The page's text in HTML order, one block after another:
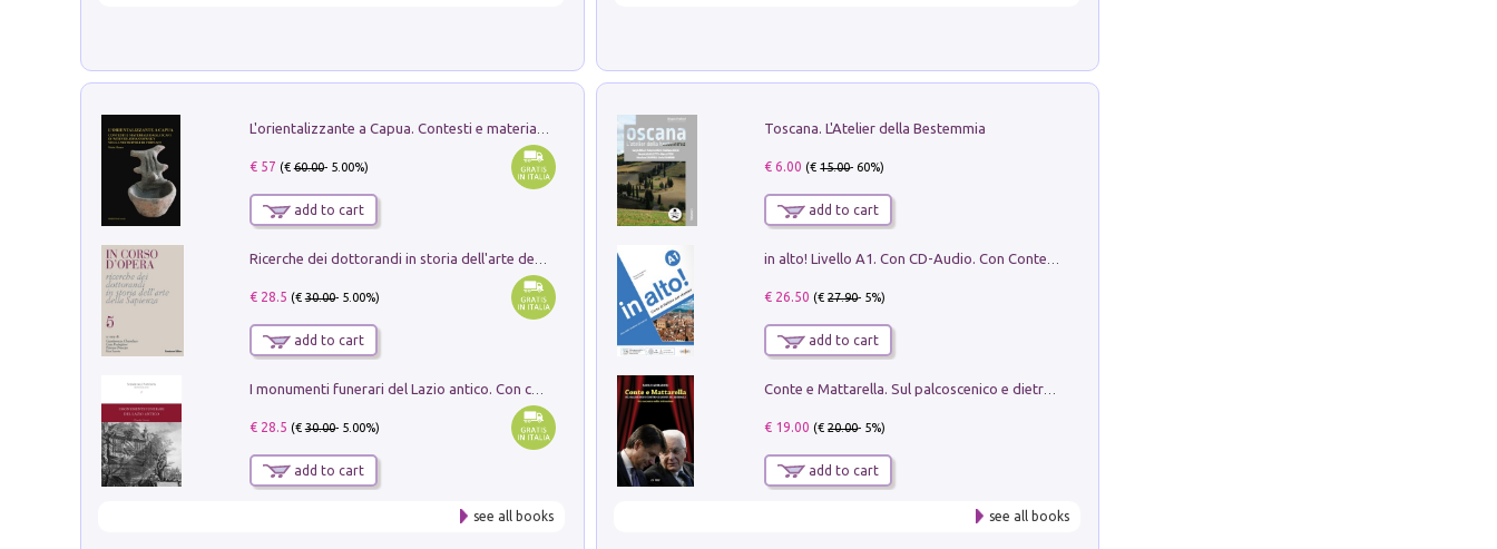
€ 57 (€60.00- 5.00%)
add to cart
€ 28.5 (€30.00- 5.00%)
add to cart
I monumenti funerari del Lazio antico. Con cartella con tavole
€ 28.5 (€30.00- 5.00%)
add to cart
see all books
Toscana. L'Atelier della Bestemmia
€ 6.00 (€15.00- 60%)
add to cart
€ 26.50 (€27.90- 5%)
add to cart
€ 19.00 (€20.00- 5%)
add to cart
see all books